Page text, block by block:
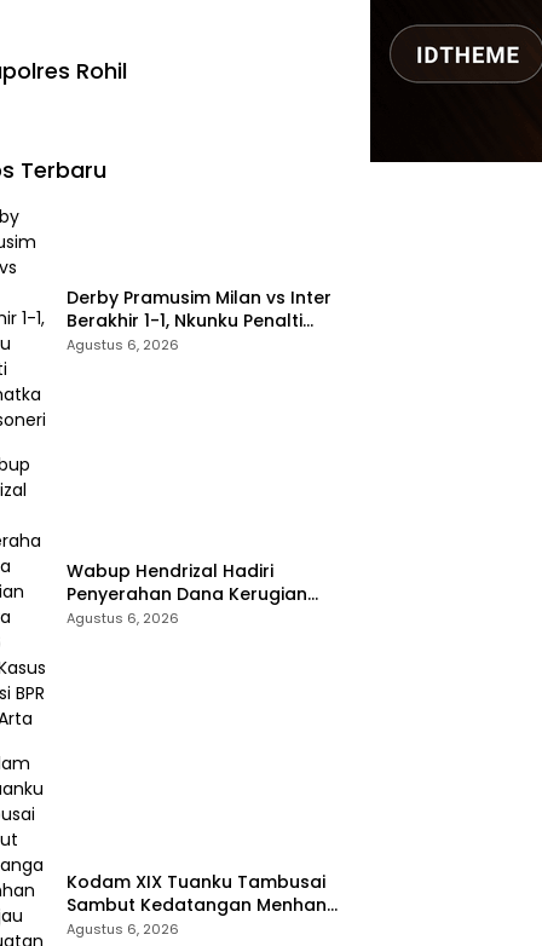
Rohil
Terbaru
Derby Pramusim Milan vs Inter
Berakhir 1-1, Nkunku Penalti
Selamatkan Rossoneri
Agustus 6, 2026
Wabup Hendrizal Hadiri
Penyerahan Dana Kerugian
Negara Rp1,86 Miliar Kasus
Agustus 6, 2026
Kodam XIX Tuanku Tambusai
Sambut Kedatangan Menhan
RI, Tinjau Penguatan Yonif TP di
Agustus 6, 2026